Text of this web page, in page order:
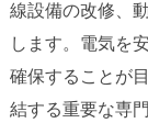
線設備の改修、
します。電気を
確保することが
結する重要な専